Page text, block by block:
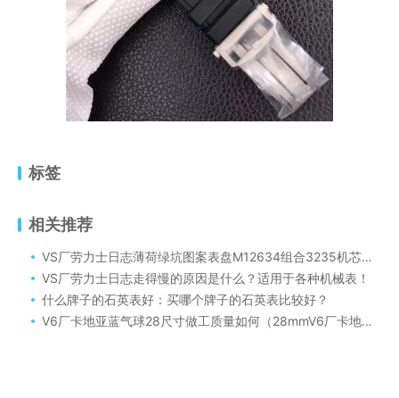
标签
相关推荐
VS厂劳力士日志薄荷绿坑图案表盘M12634组合3235机芯怎么样呢！
VS厂劳力士日志走得慢的原因是什么？适用于各种机械表！
什么牌子的石英表好：买哪个牌子的石英表比较好？
V6厂卡地亚蓝气球28尺寸做工质量如何（28mmV6厂卡地亚蓝气球石英表细节图）